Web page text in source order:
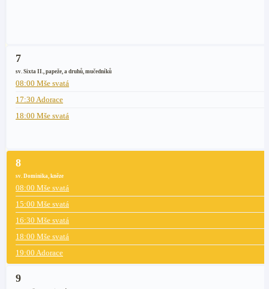
7
sv. Sixta II., papeže, a druhů, mučedníků
08:00 Mše svatá
17:30 Adorace
18:00 Mše svatá
8
sv. Dominika, kněze
08:00 Mše svatá
15:00 Mše svatá
16:30 Mše svatá
18:00 Mše svatá
19:00 Adorace
9